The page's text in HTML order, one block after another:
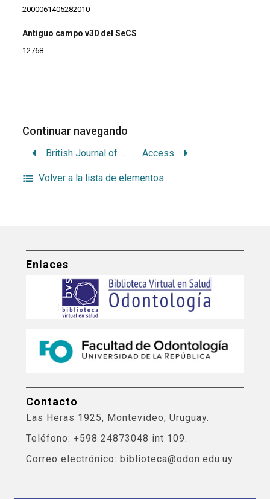
2000061405282010
Antiguo campo v30 del SeCS
12768
Continuar navegando
British Journal of Orthodontics Access
Volver a la lista de elementos
Enlaces
Contacto
Las Heras 1925, Montevideo, Uruguay.
Teléfono: +598 24873048 int 109.
Correo electrónico: biblioteca@odon.edu.uy